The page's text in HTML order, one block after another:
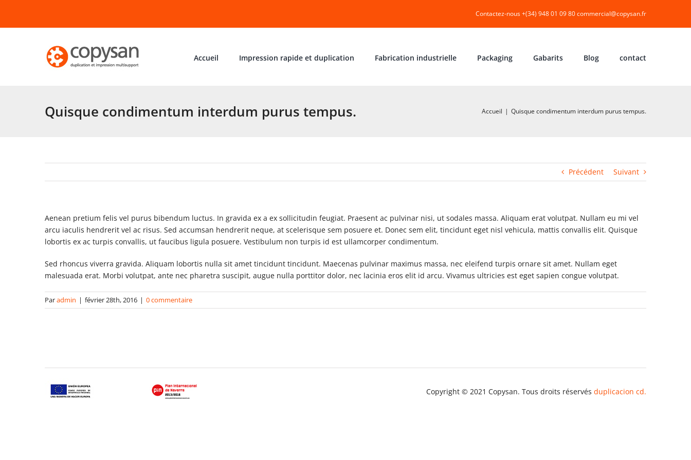
contenu
Contactez-nous +(34) 948 01 09 80commercial@copysan.fr
Accueil Impression rapide et duplication Fabrication industrielle Packaging Gabarits Blog contact
Quisque condimentum interdum purus tempus. Accueil | Quisque condimentum interdum purus tempus.
Précédent Suivant
Aenean pretium felis vel purus bibendum luctus. In gravida ex a ex sollicitudin feugiat. Praesent ac pulvinar nisi, ut sodales massa. Aliquam erat volutpat. Nullam eu mi vel
arcu iaculis hendrerit vel ac risus. Sed accumsan hendrerit neque, at scelerisque sem posuere et. Donec sem elit, tincidunt eget nisl vehicula, mattis convallis elit. Quisque
lobortis ex ac turpis convallis, ut faucibus ligula posuere. Vestibulum non turpis id est ullamcorper condimentum.
Sed rhoncus viverra gravida. Aliquam lobortis nulla sit amet tincidunt tincidunt. Maecenas pulvinar maximus massa, nec eleifend turpis ornare sit amet. Nullam eget
malesuada erat. Morbi volutpat, ante nec pharetra suscipit, augue nulla porttitor dolor, nec lacinia eros elit id arcu. Vivamus ultricies est eget sapien congue volutpat.
Paradmin | février 28th, 2016 | 0 commentaire
Copyright © 2021 Copysan. Tous droits réservésduplicacion cd.